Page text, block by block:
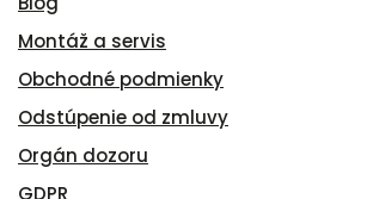
Montáž a servis
Obchodné podmienky
Odstúpenie od zmluvy
Orgán dozoru
GDPR